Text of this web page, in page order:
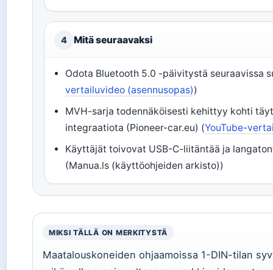
4 Mitä seuraavaksi
Odota Bluetooth 5.0 -päivitystä seuraavissa
vertailuvideo (asennusopas))
MVH-sarja todennäköisesti kehittyy kohti
integraatiota (Pioneer-car.eu) (YouTube-
Käyttäjät toivovat USB-C-liitäntää ja
(Manua.ls (käyttöohjeiden arkisto))
MIKSI TÄLLÄ ON MERKITYSTÄ
Maatalouskoneiden ohjaamoissa 1-DIN-tilan